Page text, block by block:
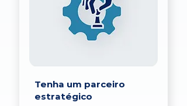
Tenha um parceiro
estratégico